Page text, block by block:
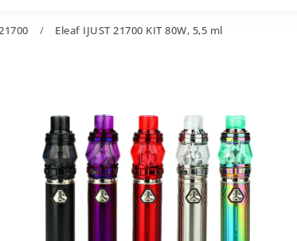
/ Eleaf IJUST 21700 KIT 80W, 5,5 ml